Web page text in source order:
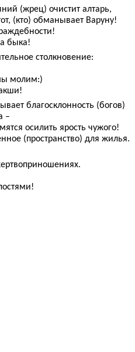
(жрец) очистит алтарь,
(кто) обманывает Варуну!
быка!
столкновение:
молим:)
благосклонность (богов)
–
осилить ярость чужого!
(пространство) для жилья.